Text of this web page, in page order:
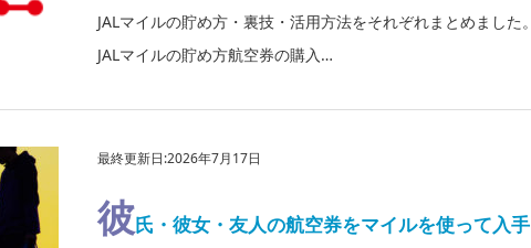
JALマイルの貯め方・裏技・活用方法をそれぞれまとめました。
JALマイルの貯め方航空券の購入…
最終更新日:2026年7月17日
彼氏・彼女・友人の航空券をマイルを使って入手